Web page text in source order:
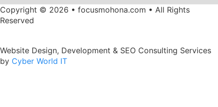
Copyright © 2026 • focusmohona.com • All Rights
Reserved
Website Design, Development & SEO Consulting Services
by Cyber World IT